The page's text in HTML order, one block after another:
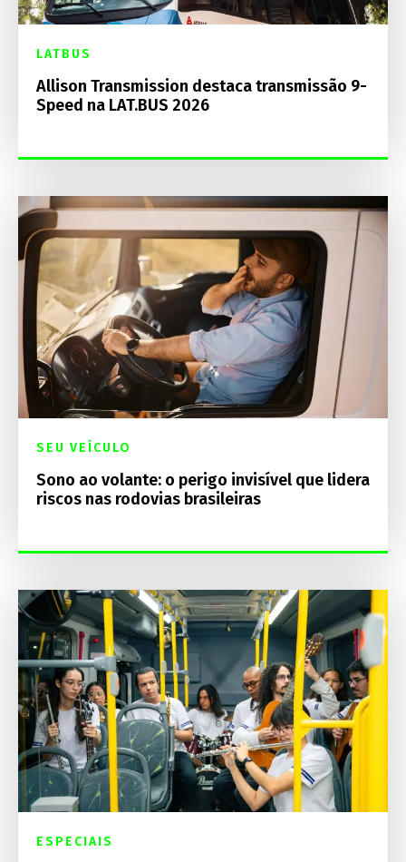
LATBUS
Allison Transmission destaca transmissão 9-
Speed na LAT.BUS 2026
SEU VEÍCULO
Sono ao volante: o perigo invisível que lidera
riscos nas rodovias brasileiras
ESPECIAIS